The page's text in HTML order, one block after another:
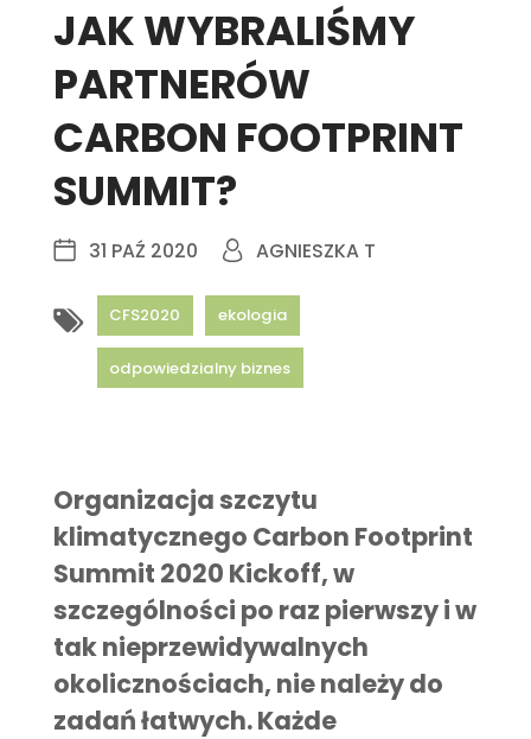
JAK WYBRALIŚMY
PARTNERÓW
CARBON FOOTPRINT
SUMMIT?
31 PAŹ 2020 AGNIESZKA T
CFS2020 ekologia
odpowiedzialny biznes
Organizacja szczytu
klimatycznego Carbon Footprint
Summit 2020 Kickoff, w
szczególności po raz pierwszy i w
tak nieprzewidywalnych
okolicznościach, nie należy do
zadań łatwych. Każde